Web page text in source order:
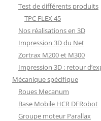
Test de différents produits
TPC FLEX 45
Nos réalisations en 3D
Impression 3D du Net
Zortrax M200 et M300
Impression 3D : retour
Mécanique spécifique
Roues Mecanum
Base Mobile HCR DFRobot
Groupe moteur Parallax